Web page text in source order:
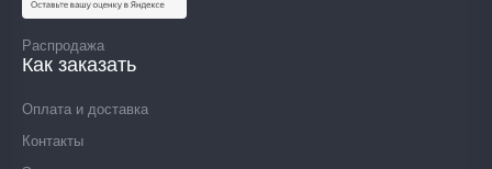
Распродажа
Как заказать
Оплата и доставка
Контакты